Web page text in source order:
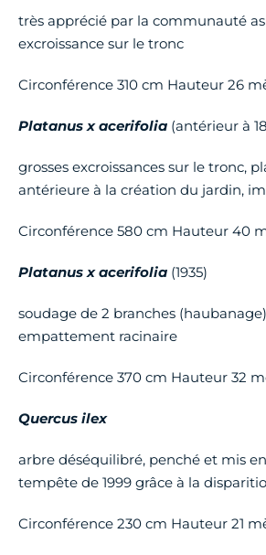
très apprécié par la communauté
excroissance sur le tronc
Circonférence 310 cm Hauteur 26
Platanus x acerifolia (antérieur à
grosses excroissances sur le tronc,
antérieure à la création du jardin,
Circonférence 580 cm Hauteur 40
Platanus x acerifolia (1935)
soudage de 2 branches
empattement racinaire
Circonférence 370 cm Hauteur 32
Quercus ilex
arbre déséquilibré, penché et mis
tempête de 1999 grâce à la
Circonférence 230 cm Hauteur 21